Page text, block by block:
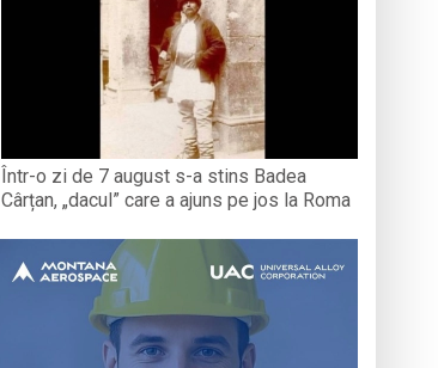
Într-o zi de 7 august s-a stins Badea
Cârțan, „dacul” care a ajuns pe jos la Roma